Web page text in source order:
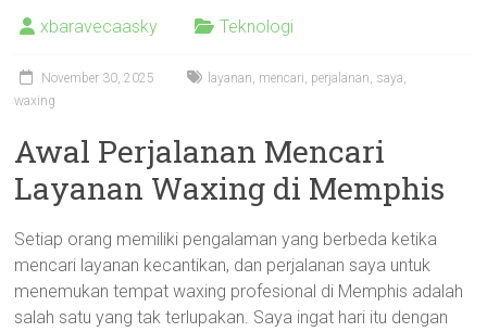
xbaravecaasky Teknologi
November 30, 2025 layanan, mencari, perjalanan, saya,
waxing
Awal Perjalanan Mencari
Layanan Waxing di Memphis
Setiap orang memiliki pengalaman yang berbeda ketika
mencari layanan kecantikan, dan perjalanan saya untuk
menemukan tempat waxing profesional di Memphis adalah
salah satu yang tak terlupakan. Saya ingat hari itu dengan